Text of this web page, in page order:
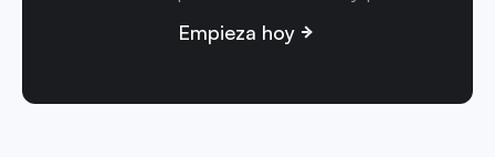
Empieza hoy